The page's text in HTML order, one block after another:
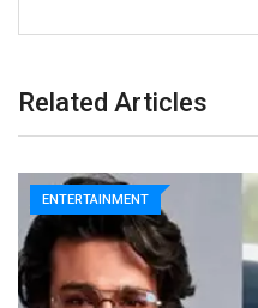
Related Articles
ENTERTAINMENT